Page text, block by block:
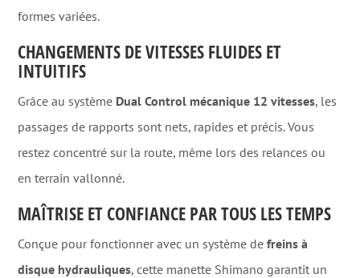
formes variées.
CHANGEMENTS DE VITESSES FLUIDES ET
INTUITIFS
Grâce au système Dual Control mécanique 12 vitesses, les
passages de rapports sont nets, rapides et précis. Vous
restez concentré sur la route, même lors des relances ou
en terrain vallonné.
MAÎTRISE ET CONFIANCE PAR TOUS LES TEMPS
Conçue pour fonctionner avec un système defreins à
disque hydrauliques, cette manette Shimano garantit un